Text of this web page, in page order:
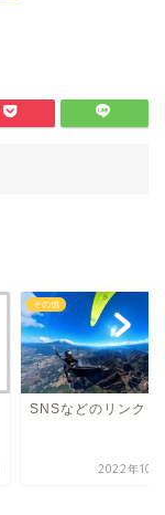
その他
SNSなどのリンク
2022年10